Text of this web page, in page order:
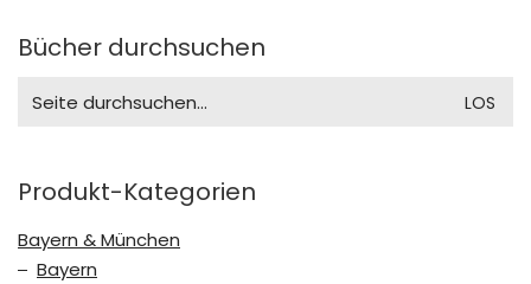
Bücher durchsuchen
for:
Produkt-Kategorien
Bayern & München
Bayern